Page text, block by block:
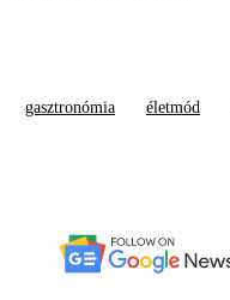
gasztronómia életmód